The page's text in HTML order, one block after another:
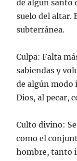
de algún santo
suelo del altar.
subterránea.
Culpa: Falta
sabiendas y
de algún
Dios, al pecar,
Culto divino:
como el
hombre, tanto